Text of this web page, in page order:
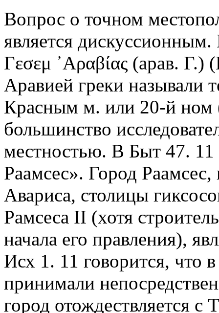
Вопрос о точном
является
Γεσεμ ᾿Αραβίας (арав.
Аравией греки
Красным м. или 20-й
большинство
местностью. В Быт 47. 11
Раамсес». Город
Авариса, столицы
Рамсеса II (хотя
начала его правления),
Исх 1. 11 говорится, что
принимали
город отождествляется